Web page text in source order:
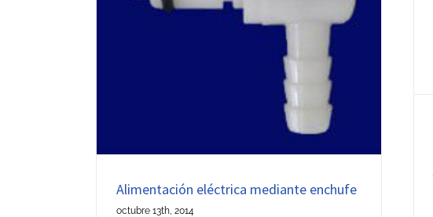
Alimentación eléctrica mediante enchufe
octubre 13th, 2014
Electricidad estática y Atex,
pinzas de toma de tierra